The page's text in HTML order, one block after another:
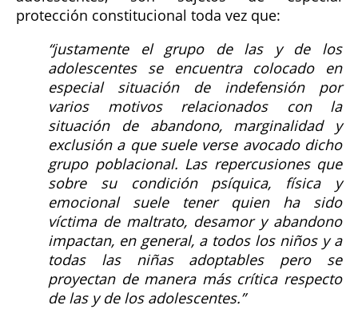
protección constitucional toda vez que:
justamente el grupo de las y de los
adolescentes se encuentra colocado en
especial situación de indefensión por
varios motivos relacionados con la
situación de abandono, marginalidad y
exclusión a que suele verse avocado dicho
grupo poblacional. Las repercusiones que
sobre su condición psíquica, física y
emocional suele tener quien ha sido
víctima de maltrato, desamor y abandono
impactan, en general, a todos los niños y a
todas las niñas adoptables pero se
proyectan de manera más crítica respecto
de las y de los adolescentes.